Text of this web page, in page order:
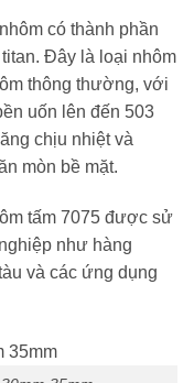
có thành phần
Đây là loại nhôm
thông thường, với
uốn lên đến 503
chịu nhiệt và
mòn bề mặt.
tấm 7075 được sử
như hàng
và các ứng dụng